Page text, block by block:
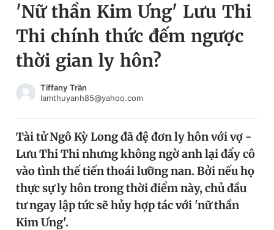
Chuyên mục
Chuyên mục khác
Chào ngày mới
Video Magazine
Sản phẩm khác
Đổi mật khẩu
Tin đã lưu
Tin đã xem
Đăng xuất
'Nữ thần Kim Ưng' Lưu Thi
Thi chính thức đếm ngược
thời gian ly hôn?
Tiffany Trần
lamthuyanh85@yahoo.com
Tài tử Ngô Kỳ Long đã đệ đơn ly hôn với vợ -
Lưu Thi Thi nhưng không ngờ anh lại đẩy cô
vào tình thế tiến thoái lưỡng nan. Bởi nếu họ
thực sự ly hôn trong thời điểm này, chủ đầu
tư ngay lập tức sẽ hủy hợp tác với 'nữ thần
Kim Ưng'.